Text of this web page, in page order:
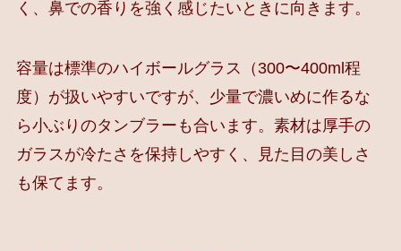
く、鼻での香りを強く感じたいときに向きます。
容量は標準のハイボールグラス（300〜400ml程
度）が扱いやすいですが、少量で濃いめに作るな
ら小ぶりのタンブラーも合います。素材は厚手の
ガラスが冷たさを保持しやすく、見た目の美しさ
も保てます。